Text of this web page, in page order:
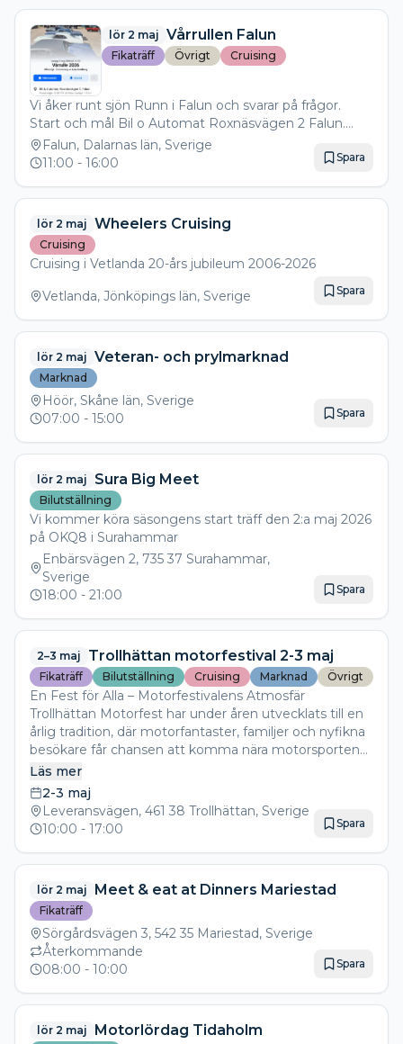
lör 2 maj Vårrullen Falun
Fikaträff Övrigt Cruising
Vi åker runt sjön Runn i Falun och svarar på frågor.
Start och mål Bil o Automat Roxnäsvägen 2 Falun.
Fika, korv och hamburgare finns att köpa. Start kl.11.00
- 13.00 sista målgång 16.00 prisutdelning 16.30
Falun, Dalarnas län, Sverige
11:00 - 16:00 Spara
lör 2 maj Wheelers Cruising
Cruising
Cruising i Vetlanda 20-års jubileum 2006-2026
Vetlanda, Jönköpings län, Sverige
Spara
lör 2 maj Veteran- och prylmarknad
Marknad
Höör, Skåne län, Sverige
07:00 - 15:00 Spara
lör 2 maj Sura Big Meet
Bilutställning
Vi kommer köra säsongens start träff den 2:a maj 2026
på OKQ8 i Surahammar
Enbärsvägen 2, 735 37 Surahammar,
Sverige
18:00 - 21:00 Spara
2–3 maj Trollhättan motorfestival 2-3 maj
Fikaträff Bilutställning Cruising Marknad Övrigt
En Fest för Alla – Motorfestivalens Atmosfär
Trollhättan Motorfest har under åren utvecklats till en
årlig tradition, där motorfantaster, familjer och nyfikna
besökare får chansen att komma nära motorsportens
puls. Dagen fylls av uppvisningar, tävlingar och
aktiviteter som passar alla åldrar. För många är detta
en möjlighet att uppleva spänningen och
gemenskapen som präglar motorkulturen
Besökare kan förvänta sig en festival med fartfyllda
laddad med adrenalin. Motorljudet från bilar och
motorcyklar fyller luften, medan förare visar upp sina
färdigheter på banan. Även om festivalen fokuserar på
motorkultur, så är det en dag där hela familjen kan
delta.
Läs mer
2-3 maj
Leveransvägen, 461 38 Trollhättan, Sverige
10:00 - 17:00 Spara
lör 2 maj Meet & eat at Dinners Mariestad
Fikaträff
Sörgårdsvägen 3, 542 35 Mariestad, Sverige
Återkommande
08:00 - 10:00 Spara
lör 2 maj Motorlördag Tidaholm